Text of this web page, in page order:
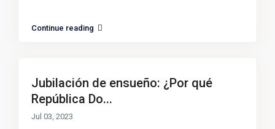
Continue reading
Jubilación de ensueño: ¿Por qué
República Do...
Jul 03, 2023